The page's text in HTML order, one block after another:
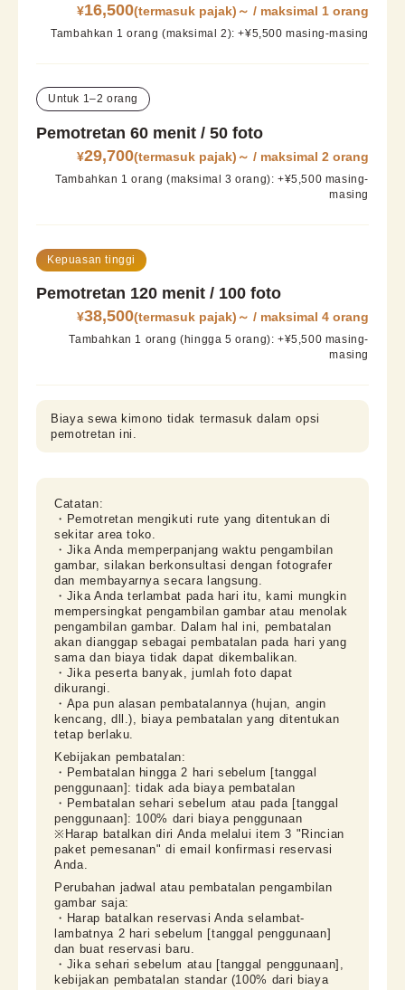
¥16,500(termasuk pajak) ～ / maksimal 1 orang
Tambahkan 1 orang (maksimal 2): ​​+¥5,500 masing-masing
Untuk 1–2 orang
Pemotretan 60 menit / 50 foto
¥29,700(termasuk pajak) ～ / maksimal 2 orang
Tambahkan 1 orang (maksimal 3 orang): +¥5,500 masing-
masing
Kepuasan tinggi
Pemotretan 120 menit / 100 foto
¥38,500(termasuk pajak) ～ / maksimal 4 orang
Tambahkan 1 orang (hingga 5 orang): +¥5,500 masing-
masing
Biaya sewa kimono tidak termasuk dalam opsi
pemotretan ini.
Catatan:
・Pemotretan mengikuti rute yang ditentukan di
sekitar area toko.
・Jika Anda memperpanjang waktu pengambilan
gambar, silakan berkonsultasi dengan fotografer
dan membayarnya secara langsung.
・Jika Anda terlambat pada hari itu, kami mungkin
mempersingkat pengambilan gambar atau menolak
pengambilan gambar. Dalam hal ini, pembatalan
akan dianggap sebagai pembatalan pada hari yang
sama dan biaya tidak dapat dikembalikan.
・Jika peserta banyak, jumlah foto dapat
dikurangi.
・Apa pun alasan pembatalannya (hujan, angin
kencang, dll.), biaya pembatalan yang ditentukan
tetap berlaku.
Kebijakan pembatalan:
・Pembatalan hingga 2 hari sebelum [tanggal
penggunaan]: tidak ada biaya pembatalan
・Pembatalan sehari sebelum atau pada [tanggal
penggunaan]: 100% dari biaya penggunaan
※Harap batalkan diri Anda melalui item 3 "Rincian
paket pemesanan" di email konfirmasi reservasi
Anda.
Perubahan jadwal atau pembatalan pengambilan
gambar saja:
・Harap batalkan reservasi Anda selambat-
lambatnya 2 hari sebelum [tanggal penggunaan]
dan buat reservasi baru.
・Jika sehari sebelum atau [tanggal penggunaan],
kebijakan pembatalan standar (100% dari biaya